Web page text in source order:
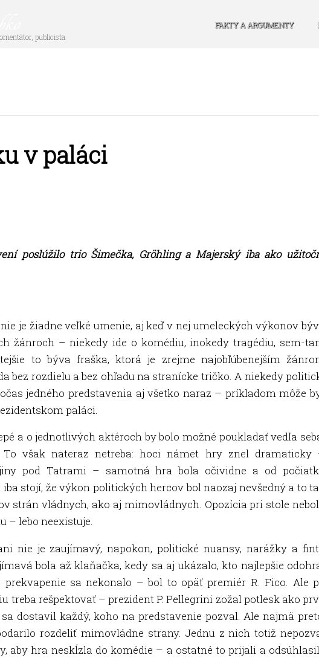
publicista
FAKTY A ARGUMENTY
v paláci
poslúžilo trio Šimečka, Gröhling a Majerský iba ako
je žiadne veľké umenie, aj keď v nej umeleckých výkonov
žánroch – niekedy ide o komédiu, inokedy tragédiu, sem-
to býva fraška, ktorá je zrejme najobľúbenejším
bez rozdielu a bez ohľadu na stranícke tričko. A niekedy
jedného predstavenia aj všetko naraz – príkladom môže
paláci.
a o jednotlivých aktéroch by bolo možné poukladať vedľa
To však nateraz netreba: hoci námet hry znel dramaticky
pod Tatrami – samotná hra bola očividne a od
stojí, že výkon politických hercov bol naozaj nevšedný a to
strán vládnych, ako aj mimovládnych. Opozícia pri stole
– lebo neexistuje.
nie je zaujímavý, napokon, politické nuansy, narážky a
bola až klaňačka, kedy sa aj ukázalo, kto najlepšie
prekvapenie sa nekonalo – bol to opäť premiér R. Fico. Ale
treba rešpektovať – prezident P. Pellegrini zožal potlesk ako
dostavil každý, koho na predstavenie pozval. Ale najmä
rozdeliť mimovládne strany. Jednu z nich totiž
aby hra neskĺzla do komédie – a ostatné to prijali a